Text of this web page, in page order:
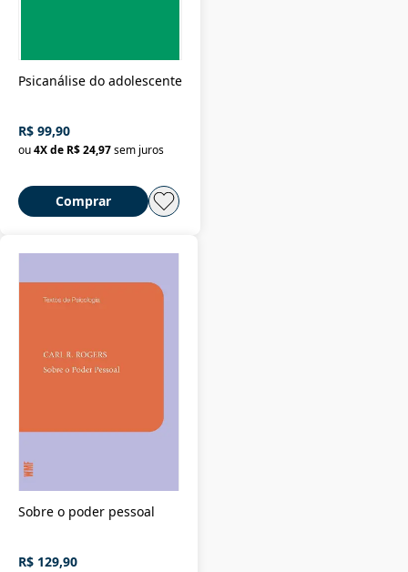
Psicanálise do adolescente
R$ 99,90
ou4X de R$ 24,97sem juros
Comprar
Sobre o poder pessoal
R$ 129,90